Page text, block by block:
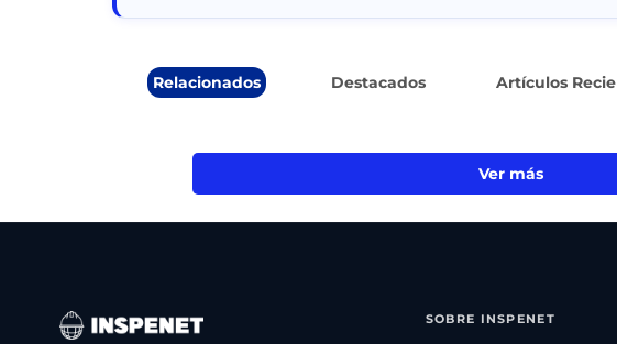
Relacionados Destacados Artículos
Ver más
SOBRE INSPENET